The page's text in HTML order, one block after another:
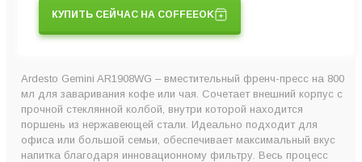
КУПИТЬ СЕЙЧАС НА COFFEEOK
Ardesto Gemini AR1908WG – вместительный френч-пресс на 800
мл для заваривания кофе или чая. Сочетает внешний корпус с
прочной стеклянной колбой, внутри которой находится
поршень из нержавеющей стали. Идеально подходит для
офиса или большой семьи, обеспечивает максимальный вкус
напитка благодаря инновационному фильтру. Весь процесс